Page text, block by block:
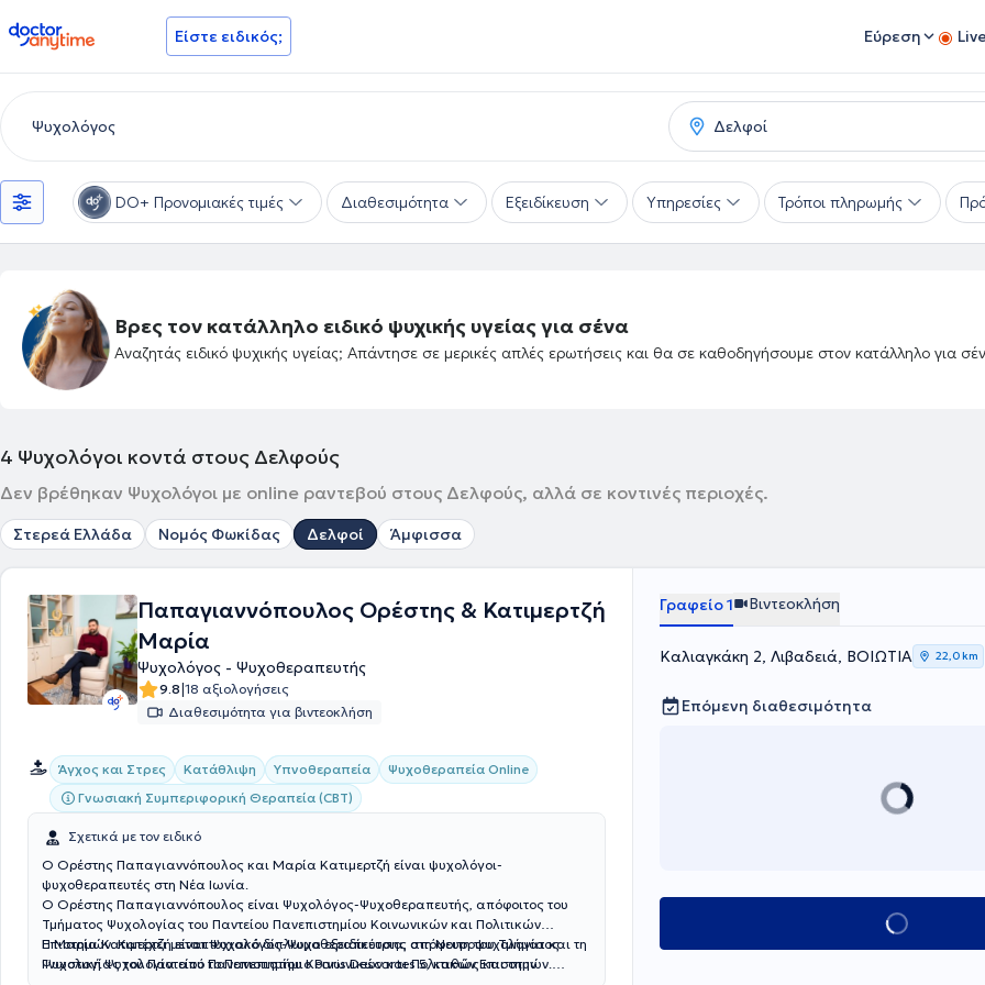
doctoranytime Είστε ειδικός; Εύρεση
DO+ Προνομιακές τιμές Διαθεσιμότητα Εξειδίκευση Υπηρεσίες Τρόποι πληρωμής
Βρες τον κατάλληλο ειδικό ψυχικής υγείας για σένα
Αναζητάς ειδικό ψυχικής υγείας; Απάντησε σε μερικές απλές ερωτήσεις και θα σε καθοδηγήσουμε στον κατάλληλο για
4 Ψυχολόγοι κοντά στους Δελφούς
Δεν βρέθηκαν Ψυχολόγοι με online ραντεβού στους Δελφούς, αλλά σε κοντινές περιοχές.
Στερεά Ελλάδα Νομός Φωκίδας Δελφοί Άμφισσα
Παπαγιαννόπουλος Ορέστης & Κατιμερτζή
Μαρία
Ψυχολόγος - Ψυχοθεραπευτής
9.8|18 αξιολογήσεις
Διαθεσιμότητα για βιντεοκλήση
Άγχος και Στρες Κατάθλιψη Υπνοθεραπεία
Ψυχοθεραπεία Online
Γνωσιακή Συμπεριφορική Θεραπεία (CBT)
Σχετικά με τον ειδικό
Ο Ορέστης Παπαγιαννόπουλος και Μαρία Κατιμερτζή είναι ψυχολόγοι-
ψυχοθεραπευτές στη Νέα Ιωνία.
Ο Ορέστης Παπαγιαννόπουλος είναι Ψυχολόγος-Ψυχοθεραπευτής, απόφοιτος του
Τμήματος Ψυχολογίας του Παντείου Πανεπιστημίου Κοινωνικών και Πολιτικών
Επιστημών. Κατέχει μεταπτυχιακό δίπλωμα εξειδίκευσης στη Νευροψυχολογία και τη
Γνωστική Ψυχολογία από το Πανεπιστήμιο Paris Descartes 5, καθώς και στην
Η Μαρία Κατιμερτζή είναι Ψυχολόγος-Ψυχοθεραπεύτρια, απόφοιτη του Τμήματος
Ψυχολογίας του Παντείου Πανεπιστημίου Κοινωνικών και Πολιτικών Επιστημών.
Γραφείο 1 Βιντεοκλήση
Καλιαγκάκη 2, Λιβαδειά, ΒΟΙΩΤΙΑ 22,0 km
Επόμενη διαθεσιμότητα
Κλείσε ραντεβού